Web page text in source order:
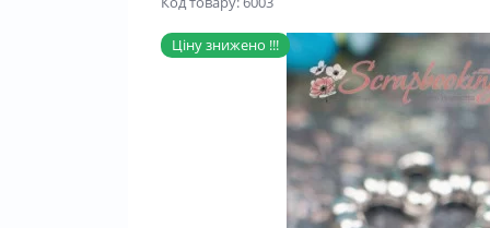
Ціну знижено !!!